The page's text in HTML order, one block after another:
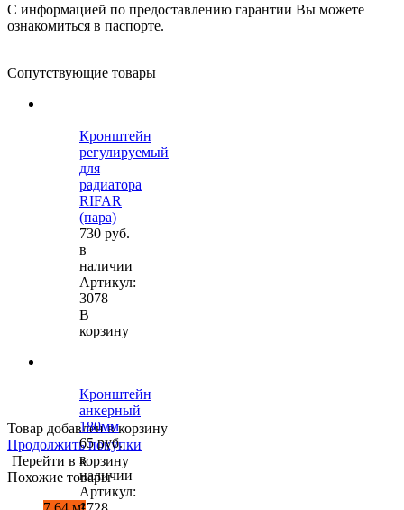
С информацией по предоставлению гарантии Вы можете
ознакомиться в паспорте.
Сопутствующие товары
Кронштейн
регулируемый
для
радиатора
RIFAR
(пара)
730 руб.
в
наличии
Артикул:
3078
В
корзину
Кронштейн
анкерный
180мм
65 руб.
в
наличии
Артикул:
Товар добавлен в корзину
Продолжить покупки
Перейти в корзину
Похожие товары